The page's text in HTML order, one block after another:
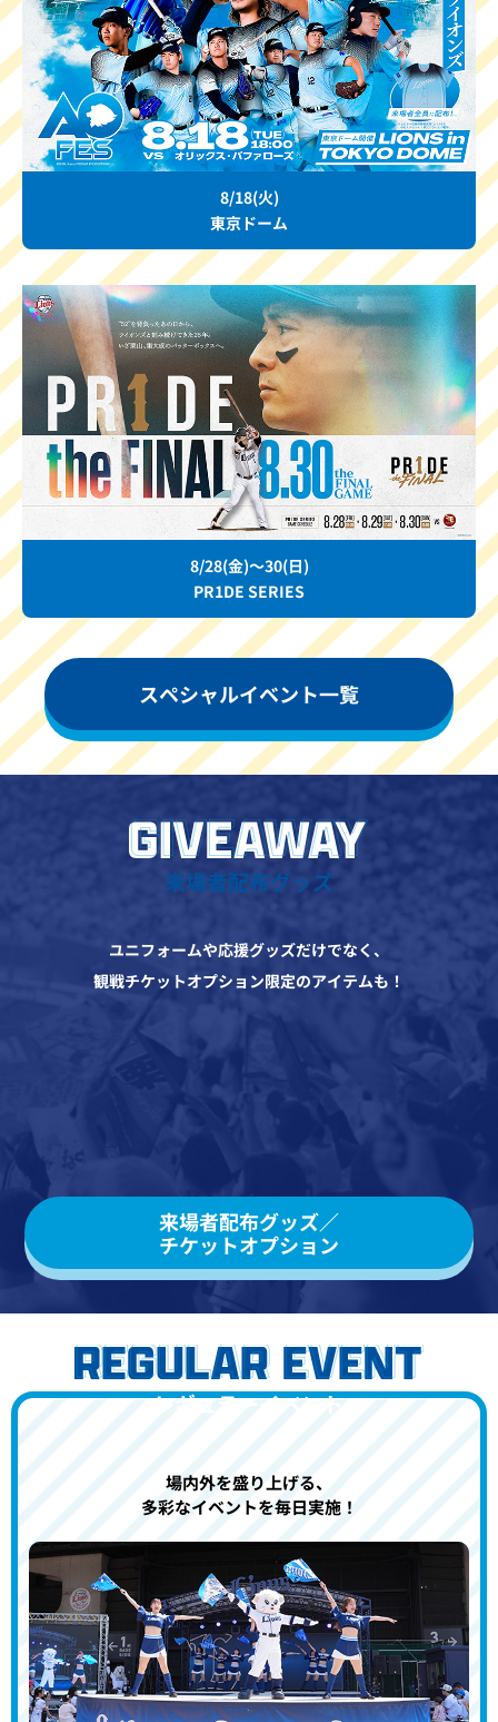
8/18(火)
東京ドーム
8/28(金)～30(日)
PR1DE SERIES
スペシャルイベント一覧
来場者配布グッズ
ユニフォームや応援グッズだけでなく、
観戦チケットオプション限定のアイテムも！
来場者配布グッズ／
チケットオプション
レギュラーイベント
場内外を盛り上げる、
多彩なイベントを毎日実施！